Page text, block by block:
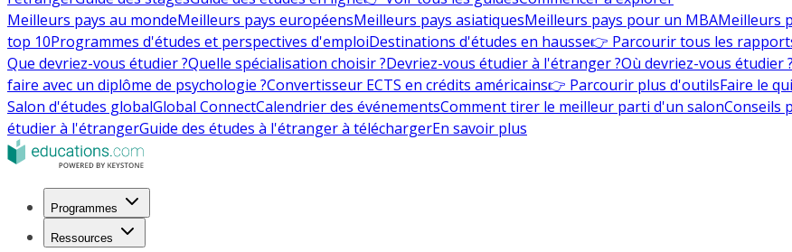
Meilleurs pays au mondeMeilleurs pays européensMeilleurs pays asiatiquesMeilleurs pays pour un MBAMeilleurs
top 10Programmes d'études et perspectives d'emploiDestinations d'études en hausse👉 Parcourir tous les
Que devriez-vous étudier ?Quelle spécialisation choisir ?Devriez-vous étudier à l'étranger ?Où devriez-vous étudier ?
faire avec un diplôme de psychologie ?Convertisseur ECTS en crédits américains👉 Parcourir plus d'outilsFaire le
Salon d'études globalGlobal ConnectCalendrier des événementsComment tirer le meilleur parti d'un salonConseils
étudier à l'étrangerGuide des études à l'étranger à téléchargerEn savoir plus
Programmes
Ressources